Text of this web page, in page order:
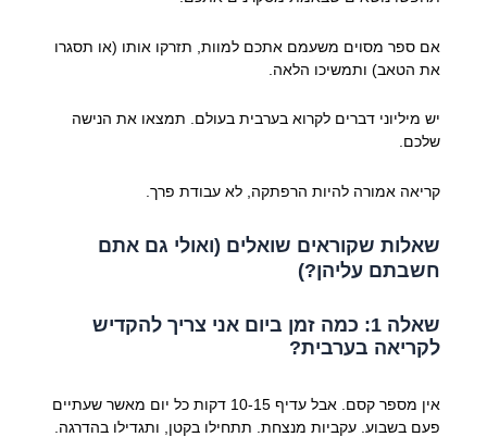
אם ספר מסוים משעמם אתכם למוות, תזרקו אותו (או תסגרו
את הטאב) ותמשיכו הלאה.
יש מיליוני דברים לקרוא בערבית בעולם. תמצאו את הנישה
שלכם.
קריאה אמורה להיות הרפתקה, לא עבודת פרך.
שאלות שקוראים שואלים (ואולי גם אתם
חשבתם עליהן?)
שאלה 1: כמה זמן ביום אני צריך להקדיש
לקריאה בערבית?
אין מספר קסם. אבל עדיף 10-15 דקות כל יום מאשר שעתיים
פעם בשבוע. עקביות מנצחת. תתחילו בקטן, ותגדילו בהדרגה.